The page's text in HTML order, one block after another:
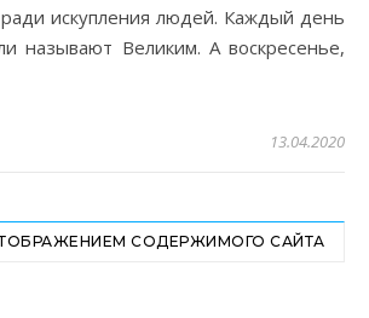
искупления людей. Каждый день
называют Великим. А воскресенье,
13.04.2020
СОДЕРЖИМОГО САЙТА